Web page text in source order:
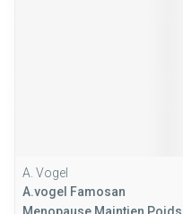
A. Vogel
A.vogel Famosan